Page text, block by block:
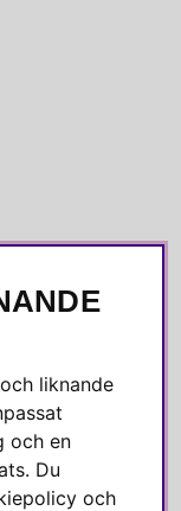
liknande
och en
Du
och